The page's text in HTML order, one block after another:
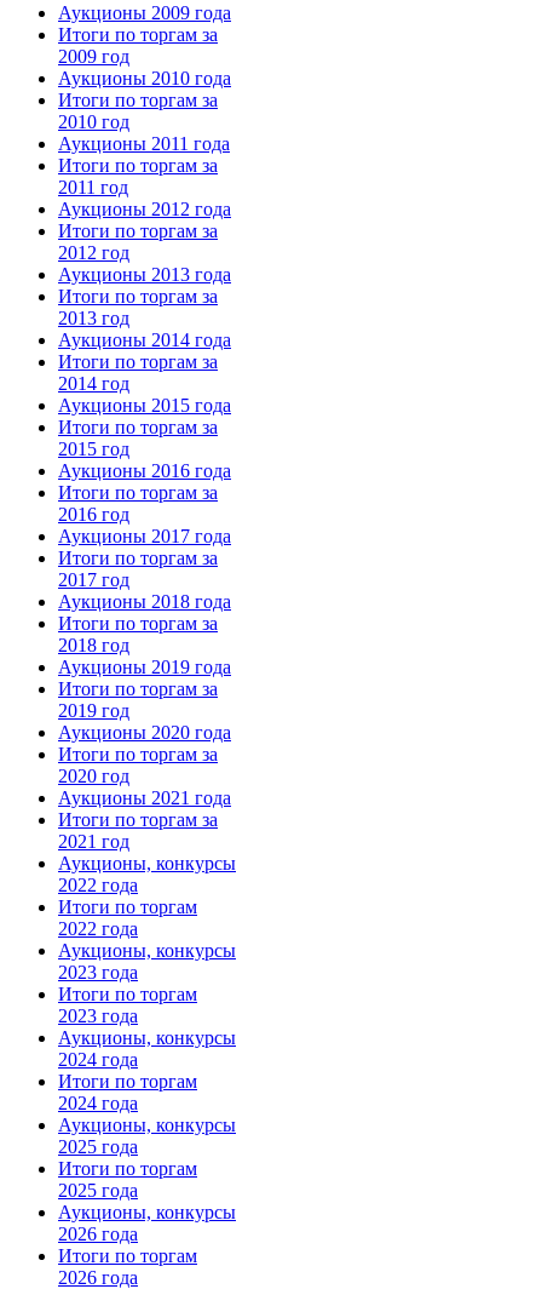
Аукционы 2009 года
Итоги по торгам за
2009 год
Аукционы 2010 года
Итоги по торгам за
2010 год
Аукционы 2011 года
Итоги по торгам за
2011 год
Аукционы 2012 года
Итоги по торгам за
2012 год
Аукционы 2013 года
Итоги по торгам за
2013 год
Аукционы 2014 года
Итоги по торгам за
2014 год
Аукционы 2015 года
Итоги по торгам за
2015 год
Аукционы 2016 года
Итоги по торгам за
2016 год
Аукционы 2017 года
Итоги по торгам за
2017 год
Аукционы 2018 года
Итоги по торгам за
2018 год
Аукционы 2019 года
Итоги по торгам за
2019 год
Аукционы 2020 года
Итоги по торгам за
2020 год
Аукционы 2021 года
Итоги по торгам за
2021 год
Аукционы, конкурсы
2022 года
Итоги по торгам
2022 года
Аукционы, конкурсы
2023 года
Итоги по торгам
2023 года
Аукционы, конкурсы
2024 года
Итоги по торгам
2024 года
Аукционы, конкурсы
2025 года
Итоги по торгам
2025 года
Аукционы, конкурсы
2026 года
Итоги по торгам
2026 года